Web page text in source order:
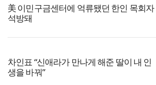
美 이민구금센터에 억류됐던 한인 목회자
석방돼
차인표 “신애라가 만나게 해준 딸이 내 인
생을 바꿔”